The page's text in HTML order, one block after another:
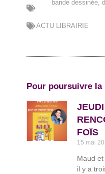
bande dessinée,
ACTU LIBRAIRIE
Pour poursuivre la
FOÏS
15 mai
Maud
il y a